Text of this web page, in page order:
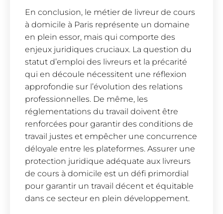
En conclusion, le métier de livreur de cours
à domicile à Paris représente un domaine
en plein essor, mais qui comporte des
enjeux juridiques cruciaux. La question du
statut d’emploi des livreurs et la précarité
qui en découle nécessitent une réflexion
approfondie sur l’évolution des relations
professionnelles. De même, les
réglementations du travail doivent être
renforcées pour garantir des conditions de
travail justes et empêcher une concurrence
déloyale entre les plateformes. Assurer une
protection juridique adéquate aux livreurs
de cours à domicile est un défi primordial
pour garantir un travail décent et équitable
dans ce secteur en plein développement.